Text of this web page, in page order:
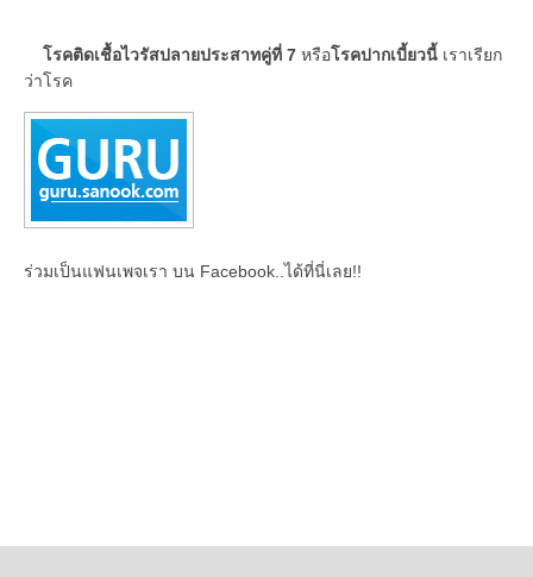
โรคติดเชื้อไวรัสปลายประสาทคู่ที่ 7 หรือโรคปากเบี้ยวนี้ เราเรียก
ว่าโรค
ร่วมเป็นแฟนเพจเรา บน Facebook..ได้ที่นี่เลย!!